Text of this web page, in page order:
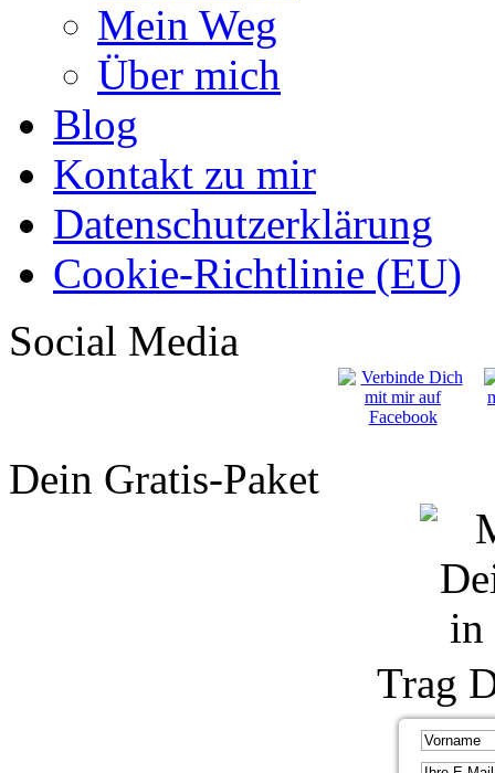
Mein Weg
Über mich
Blog
Kontakt zu mir
Datenschutzerklärung
Cookie-Richtlinie (EU)
Social Media
Dein Gratis-Paket
Trag